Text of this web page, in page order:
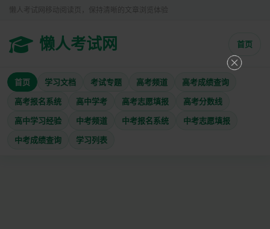
懒人考试网移动阅读页，保持清晰的文章浏览体验
懒人考试网 首页
首页 学习文档 考试专题 高考频道 高考成绩查询
高考报名系统 高中学考 高考志愿填报 高考分数线
高中学习经验 中考频道 中考报名系统 中考志愿填报
中考成绩查询 学习列表